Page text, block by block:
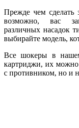
Прежде чем сделать
возможно, вас
различных насадок
выбирайте модель,
Все шокеры в
картриджи, их можно
с противником, но и